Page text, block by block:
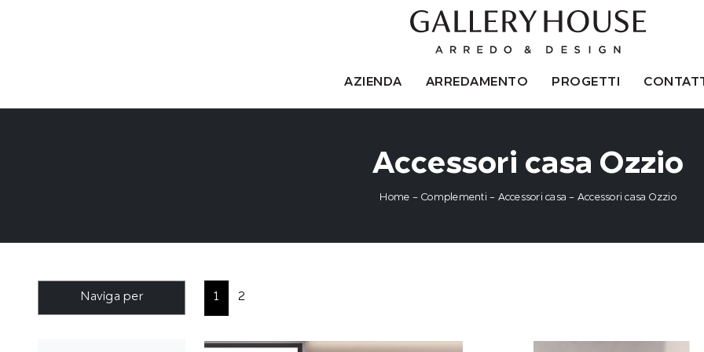
AZIENDA ARREDAMENTO PROGETTI
Accessori casa Ozzio
Home - Complementi - Accessori casa - Accessori casa Ozzio
1 2
Naviga per